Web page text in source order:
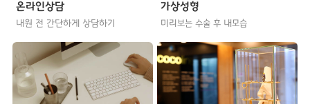
온라인상담
내원 전 간단하게 상담하기
가상성형
미리보는 수술 후 내모습